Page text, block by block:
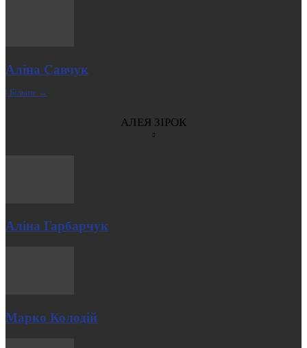
Аліна Савчук
| Більше →
АЛЕЯ ЗІРОК
Аліна Гарбарчук
Марко Колодій